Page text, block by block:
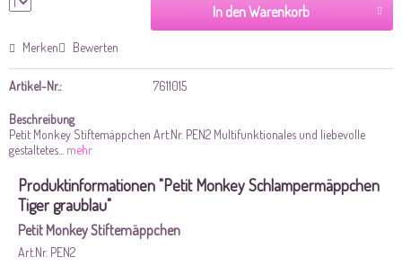
In den Warenkorb
Merken Bewerten
Artikel-Nr.: 7611015
Beschreibung
Petit Monkey Stiftemäppchen Art.Nr. PEN2 Multifunktionales und liebevolle
gestaltetes... mehr
Produktinformationen "Petit Monkey Schlampermäppchen
Tiger graublau"
Petit Monkey Stiftemäppchen
Art.Nr. PEN2